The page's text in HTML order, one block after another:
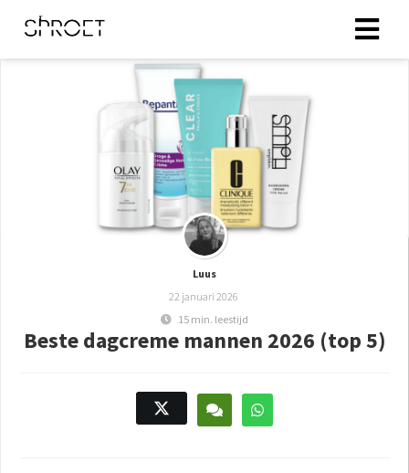
Luus
22 januari 2026
15 min. leestijd
Beste dagcreme mannen 2026 (top 5)
gebruikt